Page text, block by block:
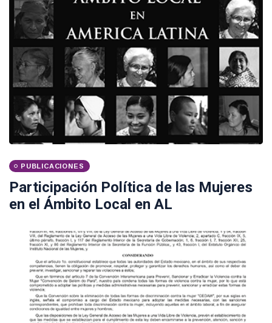
PUBLICACIONES
Participación Política de las Mujeres
en el Ámbito Local en AL